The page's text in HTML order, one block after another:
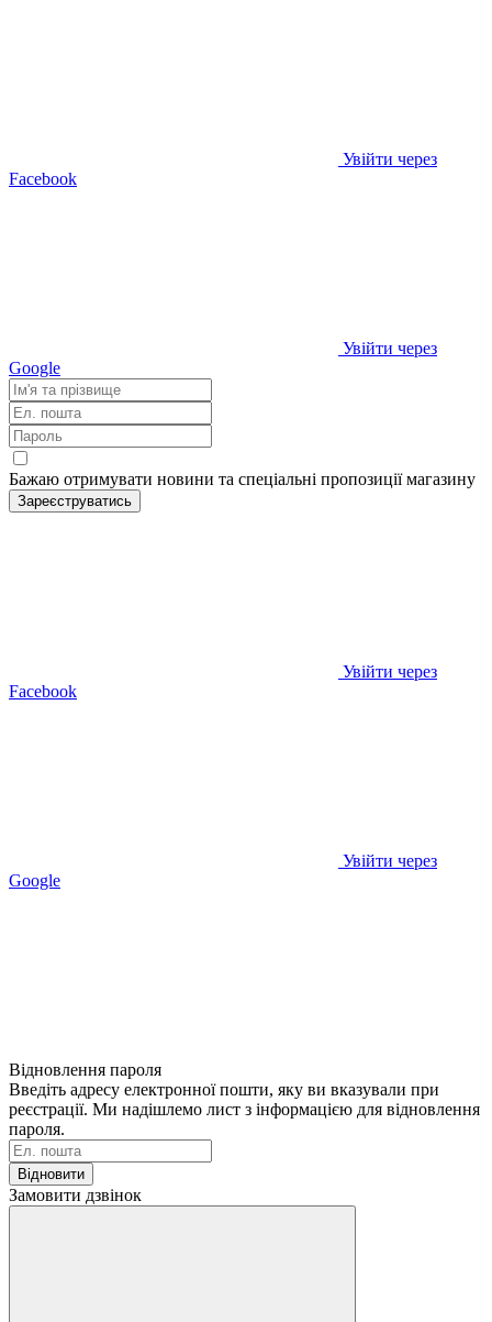
Увійти через
Facebook
Увійти через
Google
Бажаю отримувати новини та спеціальні пропозиціїмагазину
Зареєструватись
Увійти через
Facebook
Увійти через
Google
Відновлення пароля
Введіть адресу електронної пошти, яку ви вказували при
реєстрації. Ми надішлемо лист з інформацією для відновлення
пароля.
Відновити
Замовити дзвінок